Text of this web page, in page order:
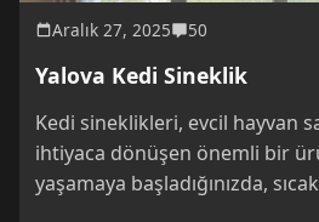
Aralık 27, 2025 50
Yalova Kedi Sineklik
Kedi sineklikleri, evcil hayvan
ihtiyaca dönüşen önemli bir
yaşamaya başladığınızda,